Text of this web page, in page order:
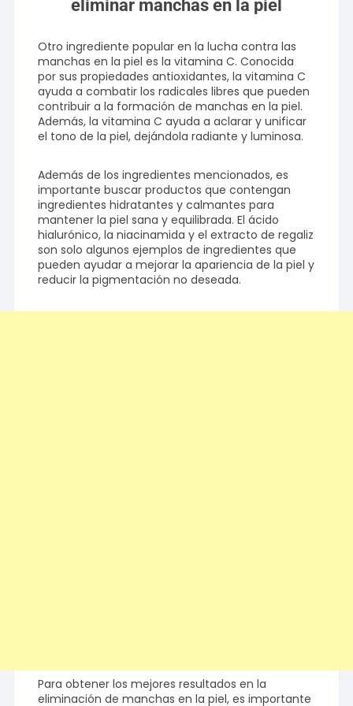
eliminar manchas en la piel
Otro ingrediente popular en la lucha contra las
manchas en la piel es la vitamina C. Conocida
por sus propiedades antioxidantes, la vitamina C
ayuda a combatir los radicales libres que pueden
contribuir a la formación de manchas en la piel.
Además, la vitamina C ayuda a aclarar y unificar
el tono de la piel, dejándola radiante y luminosa.
Además de los ingredientes mencionados, es
importante buscar productos que contengan
ingredientes hidratantes y calmantes para
mantener la piel sana y equilibrada. El ácido
hialurónico, la niacinamida y el extracto de regaliz
son solo algunos ejemplos de ingredientes que
pueden ayudar a mejorar la apariencia de la piel y
reducir la pigmentación no deseada.
Para obtener los mejores resultados en la
eliminación de manchas en la piel, es importante